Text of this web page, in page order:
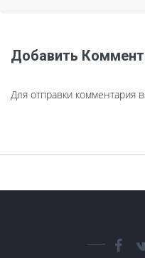
Добавить
Для отправки комментария